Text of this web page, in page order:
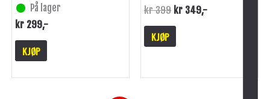
På lager
kr 299,-
KJØP
kr399 kr 349,-
KJØP